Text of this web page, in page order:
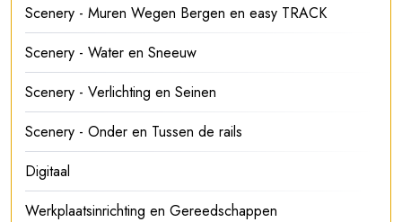
Scenery - Muren Wegen Bergen en easy TRACK
Scenery - Water en Sneeuw
Scenery - Verlichting en Seinen
Scenery - Onder en Tussen de rails
Digitaal
Werkplaatsinrichting en Gereedschappen